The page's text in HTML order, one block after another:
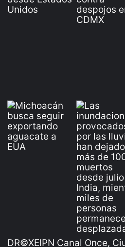
DR©XEIPN Canal Once,